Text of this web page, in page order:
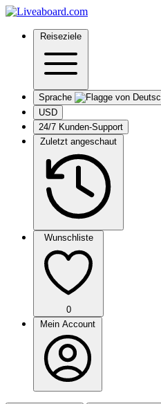
Reiseziele
Sprache
USD
24/7 Kunden-Support
Zuletzt angeschaut
Wunschliste
0
Mein Account